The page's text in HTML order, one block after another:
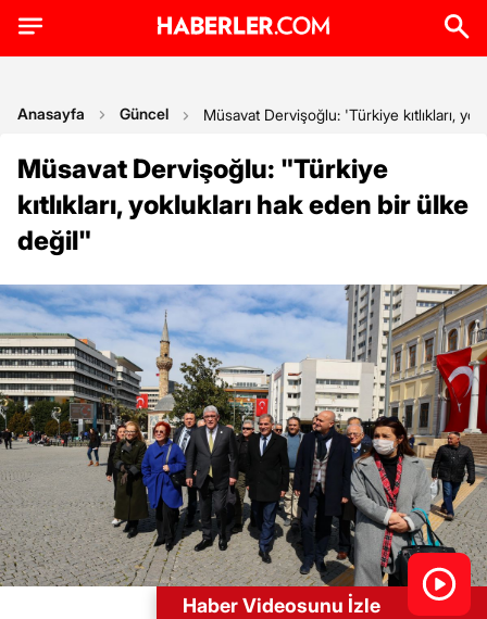
Anasayfa Güncel Müsavat Dervişoğlu: 'Türkiye kıtlıkları,
Müsavat Dervişoğlu: "Türkiye
kıtlıkları, yoklukları hak eden bir ülke
değil"
Haber Videosunu İzle